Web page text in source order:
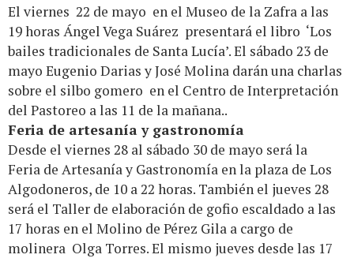
El viernes 22 de mayo en el Museo de la Zafra a las
19 horas Ángel Vega Suárez presentará el libro ‘Los
bailes tradicionales de Santa Lucía’. El sábado 23 de
mayo Eugenio Darias y José Molina darán una charlas
sobre el silbo gomero en el Centro de Interpretación
del Pastoreo a las 11 de la mañana..
Feria de artesanía y gastronomía
Desde el viernes 28 al sábado 30 de mayo será la
Feria de Artesanía y Gastronomía en la plaza de Los
Algodoneros, de 10 a 22 horas. También el jueves 28
será el Taller de elaboración de gofio escaldado a las
17 horas en el Molino de Pérez Gila a cargo de
molinera Olga Torres. El mismo jueves desde las 17